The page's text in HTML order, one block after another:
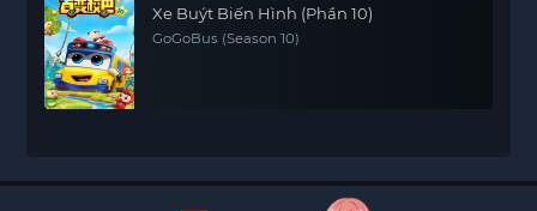
Xe Buýt Biến Hình (Phần 10)
GoGoBus (Season 10)